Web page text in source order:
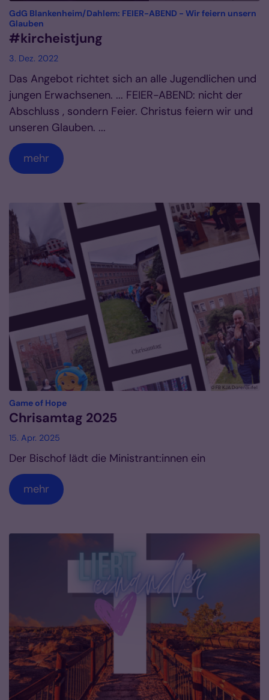
GdG Blankenheim/Dahlem: FEIER-ABEND - Wir feiern unsern
Glauben
#kircheistjung
3. Dez. 2022
Das Angebot richtet sich an alle Jugendlichen und
jungen Erwachsenen. ... FEIER-ABEND: nicht der
Abschluss , sondern Feier. Christus feiern wir und
unseren Glauben. ...
mehr
© FB KJA Düren|Eifel
Game of Hope:
Chrisamtag 2025
15. Apr. 2025
Der Bischof lädt die Ministrant:innen ein
mehr